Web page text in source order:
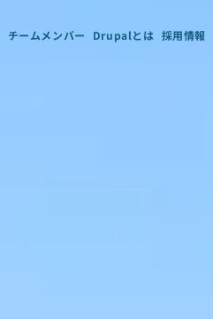
チームメンバー Drupalとは 採用情報